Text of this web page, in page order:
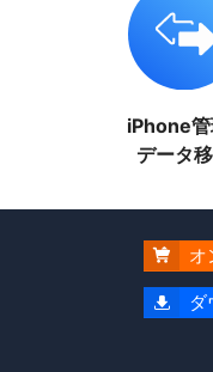
iPhone管
データ
 オ
 ダ